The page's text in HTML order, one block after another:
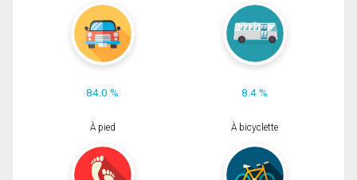
84.0 % 8.4 %
À pied À bicyclette